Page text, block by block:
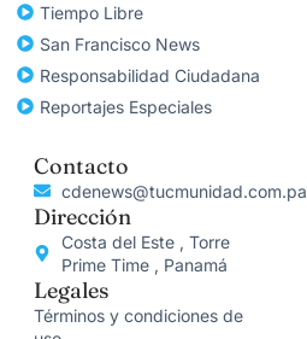
Tiempo Libre
San Francisco News
Responsabilidad Ciudadana
Reportajes Especiales
Contacto
cdenews@tucmunidad.com.pa
Dirección
Costa del Este , Torre
Prime Time , Panamá
Legales
Términos y condiciones de